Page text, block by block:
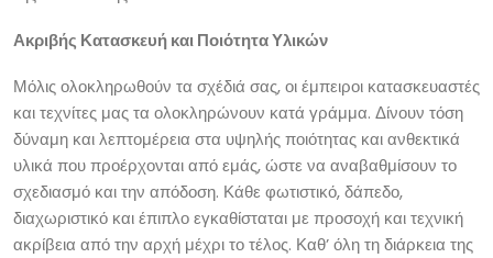
Ακριβής Κατασκευή και Ποιότητα Υλικών
Μόλις ολοκληρωθούν τα σχέδιά σας, οι έμπειροι κατασκευαστές
και τεχνίτες μας τα ολοκληρώνουν κατά γράμμα. Δίνουν τόση
δύναμη και λεπτομέρεια στα υψηλής ποιότητας και ανθεκτικά
υλικά που προέρχονται από εμάς, ώστε να αναβαθμίσουν το
σχεδιασμό και την απόδοση. Κάθε φωτιστικό, δάπεδο,
διαχωριστικό και έπιπλο εγκαθίσταται με προσοχή και τεχνική
ακρίβεια από την αρχή μέχρι το τέλος. Καθ’ όλη τη διάρκεια της